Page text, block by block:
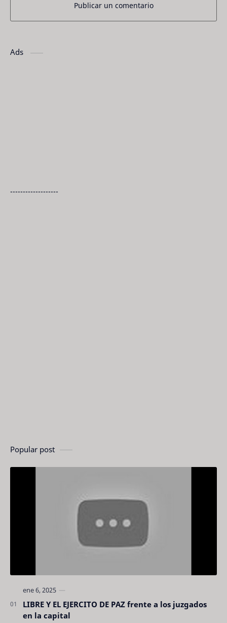
Publicar un comentario
Ads
-------------------
Popular post
LIBRE Y EL EJERCITO DE PAZ frente a los juzgados
en la capital